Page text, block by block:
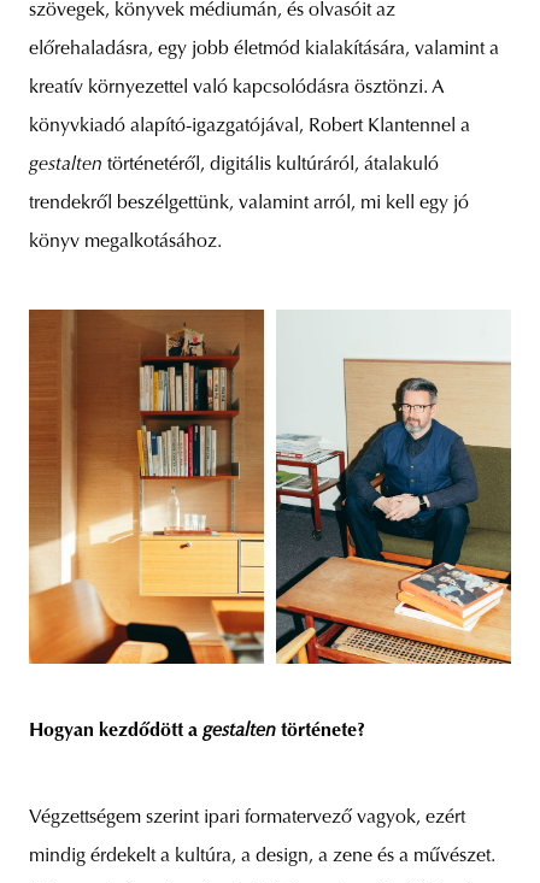
szövegek, könyvek médiumán, és olvasóit az
előrehaladásra, egy jobb életmód kialakítására, valamint a
kreatív környezettel való kapcsolódásra ösztönzi. A
könyvkiadó alapító-igazgatójával, Robert Klantennel a
gestalten történetéről, digitális kultúráról, átalakuló
trendekről beszélgettünk, valamint arról, mi kell egy jó
könyv megalkotásához.
Hogyan kezdődött a gestalten története?
Végzettségem szerint ipari formatervező vagyok, ezért
mindig érdekelt a kultúra, a design, a zene és a művészet.